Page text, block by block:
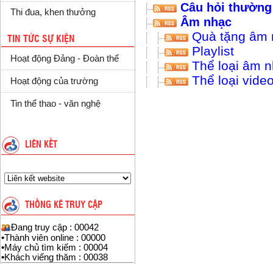
Thi đua, khen thưởng
TIN TỨC SỰ KIỆN
Hoạt động Đảng - Đoàn thể
Hoạt động của trường
Tin thể thao - văn nghệ
LIÊN KẾT
THỐNG KÊ TRUY CẬP
Đang truy cập : 00042
•Thành viên online : 00000
•Máy chủ tìm kiếm : 00004
•Khách viếng thăm : 00038
Câu hỏi
Âm nhạc
Quà tặng âm
Playlist
Thể loại âm
Thể loại